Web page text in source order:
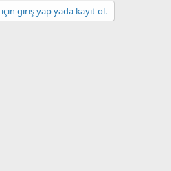
giriş yap yada kayıt ol.